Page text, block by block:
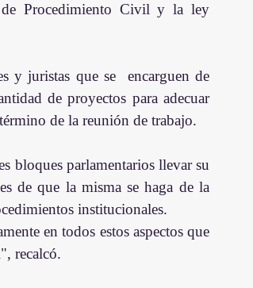
Procedimiento Civil y la ley
y juristas que se  encarguen de
de proyectos para adecuar
de la reunión de trabajo.
bloques parlamentarios llevar su
de que la misma se haga de la
institucionales.
en todos estos aspectos que
recalcó.